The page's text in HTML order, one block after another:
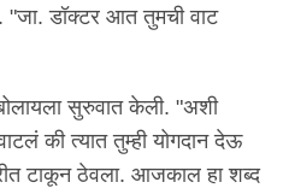
डॉक्टर आत तुमची वाट
सुरुवात केली. "अशी
की त्यात तुम्ही योगदान देऊ
टाकून ठेवला. आजकाल हा शब्द